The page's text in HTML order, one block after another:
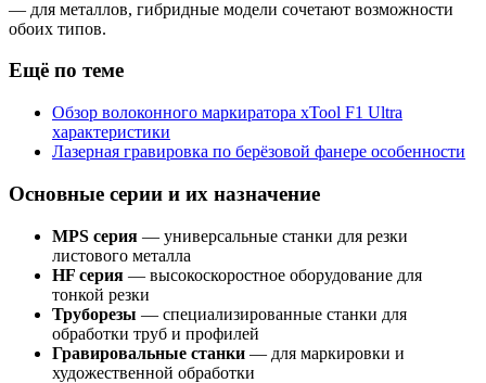
— для металлов, гибридные модели сочетают возможности
обоих типов.
Ещё по теме
Обзор волоконного маркиратора xTool F1 Ultra
характеристики
Лазерная гравировка по берёзовой фанере особенности
Основные серии и их назначение
MPS серия — универсальные станки для резки
листового металла
HF серия — высокоскоростное оборудование для
тонкой резки
Труборезы — специализированные станки для
обработки труб и профилей
Гравировальные станки — для маркировки и
художественной обработки